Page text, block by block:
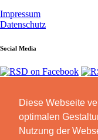
Diese Webseite
optimalen
Nutzung der
Impressum
Datenschutz
Social Media
Partner
peta2